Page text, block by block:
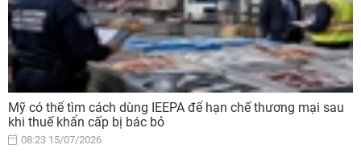
Mỹ có thể tìm cách dùng IEEPA để hạn chế thương mại sau
khi thuế khẩn cấp bị bác bỏ
08:23 15/07/2026